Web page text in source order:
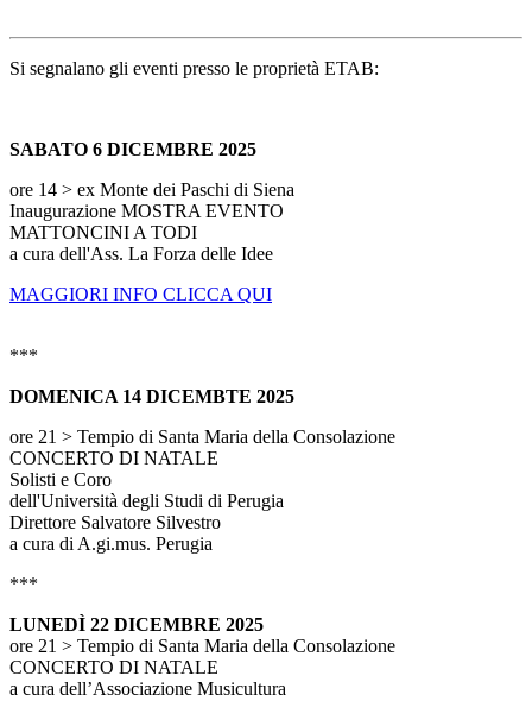
Si segnalano gli eventi presso le proprietà ETAB:
SABATO 6 DICEMBRE 2025
ore 14 > ex Monte dei Paschi di Siena
Inaugurazione MOSTRA EVENTO
MATTONCINI A TODI
a cura dell'Ass. La Forza delle Idee
MAGGIORI INFO CLICCA QUI
***
DOMENICA 14 DICEMBTE 2025
ore 21 > Tempio di Santa Maria della Consolazione
CONCERTO DI NATALE
Solisti e Coro
dell'Università degli Studi di Perugia
Direttore Salvatore Silvestro
a cura di A.gi.mus. Perugia
***
LUNEDÌ 22 DICEMBRE 2025
ore 21 > Tempio di Santa Maria della Consolazione
CONCERTO DI NATALE
a cura dell’Associazione Musicultura